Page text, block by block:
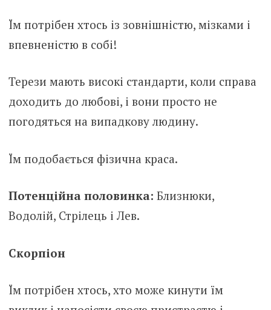
Їм потрібен хтось із зовнішністю, мізками і
впевненістю в собі!
Терези мають високі стандарти, коли справа
доходить до любові, і вони просто не
погодяться на випадкову людину.
Їм подобається фізична краса.
Потенційна половинка: Близнюки,
Водолій, Стрілець і Лев.
Скорпіон
Їм потрібен хтось, хто може кинути їм